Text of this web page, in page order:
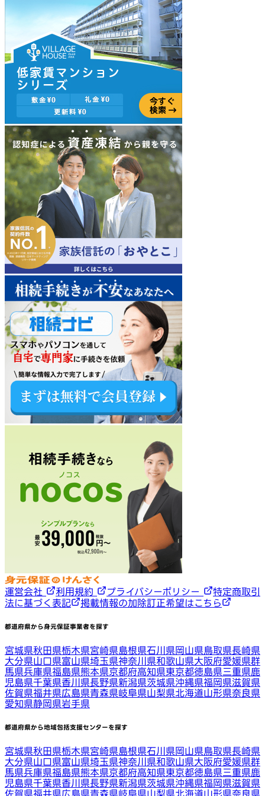
運営会社 利用規約 プライバシーポリシー
特定商取引
法に基づく表記
掲載情報の加除訂正希望はこちら
都道府県から身元保証事業者を探す
宮城県秋田県栃木県宮崎県島根県石川県岡山県鳥取県長崎県
大分県山口県富山県埼玉県神奈川県和歌山県大阪府愛媛県群
馬県兵庫県福島県熊本県京都府高知県東京都徳島県三重県鹿
児島県千葉県香川県長野県新潟県茨城県沖縄県福岡県滋賀県
佐賀県福井県広島県青森県岐阜県山梨県北海道山形県奈良県
愛知県静岡県岩手県
都道府県から地域包括支援センターを探す
宮城県秋田県栃木県宮崎県島根県石川県岡山県鳥取県長崎県
大分県山口県富山県埼玉県神奈川県和歌山県大阪府愛媛県群
馬県兵庫県福島県熊本県京都府高知県東京都徳島県三重県鹿
児島県千葉県香川県長野県新潟県茨城県沖縄県福岡県滋賀県
佐賀県福井県広島県青森県岐阜県山梨県北海道山形県奈良県